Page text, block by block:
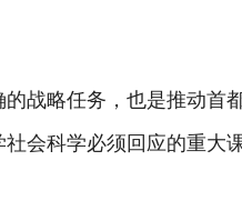
战略任务，也是推动首
会科学必须回应的重大